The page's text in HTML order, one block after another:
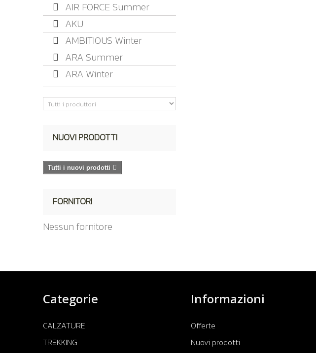
AIR FORCE Summer
AKU
AMBITIOUS Winter
ARA Summer
ARA Winter
NUOVI PRODOTTI
Tutti i nuovi prodotti
FORNITORI
Nessun fornitore
Categorie
CALZATURE
TREKKING
Informazioni
Offerte
Nuovi prodotti